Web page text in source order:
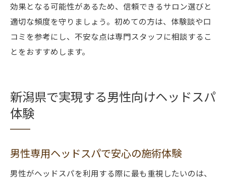
効果となる可能性があるため、信頼できるサロン選びと
適切な頻度を守りましょう。初めての方は、体験談や口
コミを参考にし、不安な点は専門スタッフに相談するこ
とをおすすめします。
新潟県で実現する男性向けヘッドスパ
体験
男性専用ヘッドスパで安心の施術体験
男性がヘッドスパを利用する際に最も重視したいのは、